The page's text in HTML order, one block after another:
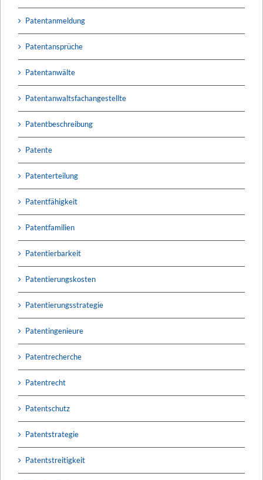
Patentanmeldung
Patentansprüche
Patentanwälte
Patentanwaltsfachangestellte
Patentbeschreibung
Patente
Patenterteilung
Patentfähigkeit
Patentfamilien
Patentierbarkeit
Patentierungskosten
Patentierungsstrategie
Patentingenieure
Patentrecherche
Patentrecht
Patentschutz
Patentstrategie
Patentstreitigkeit